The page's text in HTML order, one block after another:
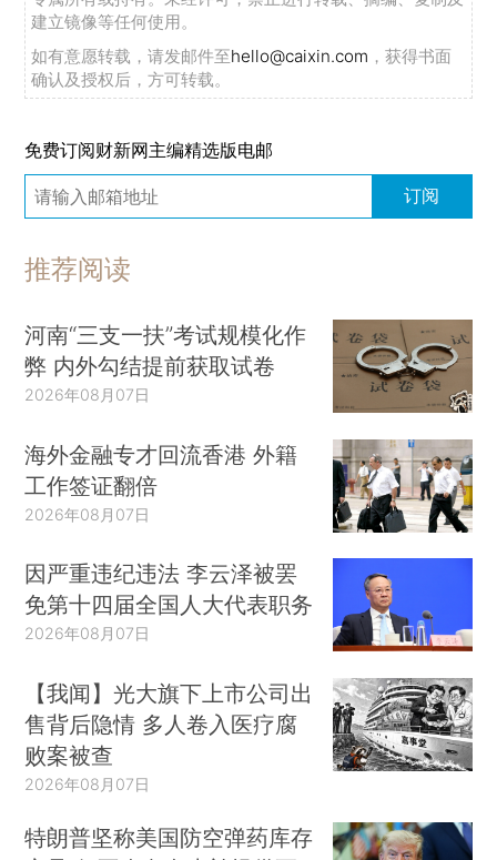
建立镜像等任何使用。
如有意愿转载，请发邮件至hello@caixin.com ，获得书面
确认及授权后，方可转载。
免费订阅财新网主编精选版电邮
订阅
推荐阅读
河南“三支一扶”考试规模化作
弊 内外勾结提前获取试卷
2026年08月07日
海外金融专才回流香港 外籍
工作签证翻倍
2026年08月07日
因严重违纪违法 李云泽被罢
免第十四届全国人大代表职务
2026年08月07日
【我闻】光大旗下上市公司出
售背后隐情 多人卷入医疗腐
败案被查
2026年08月07日
特朗普坚称美国防空弹药库存